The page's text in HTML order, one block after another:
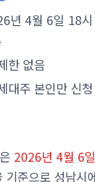
년 4월 6일 18
한 없음
대주 본인만 신
2026년 4월 6
기준으로 성남시